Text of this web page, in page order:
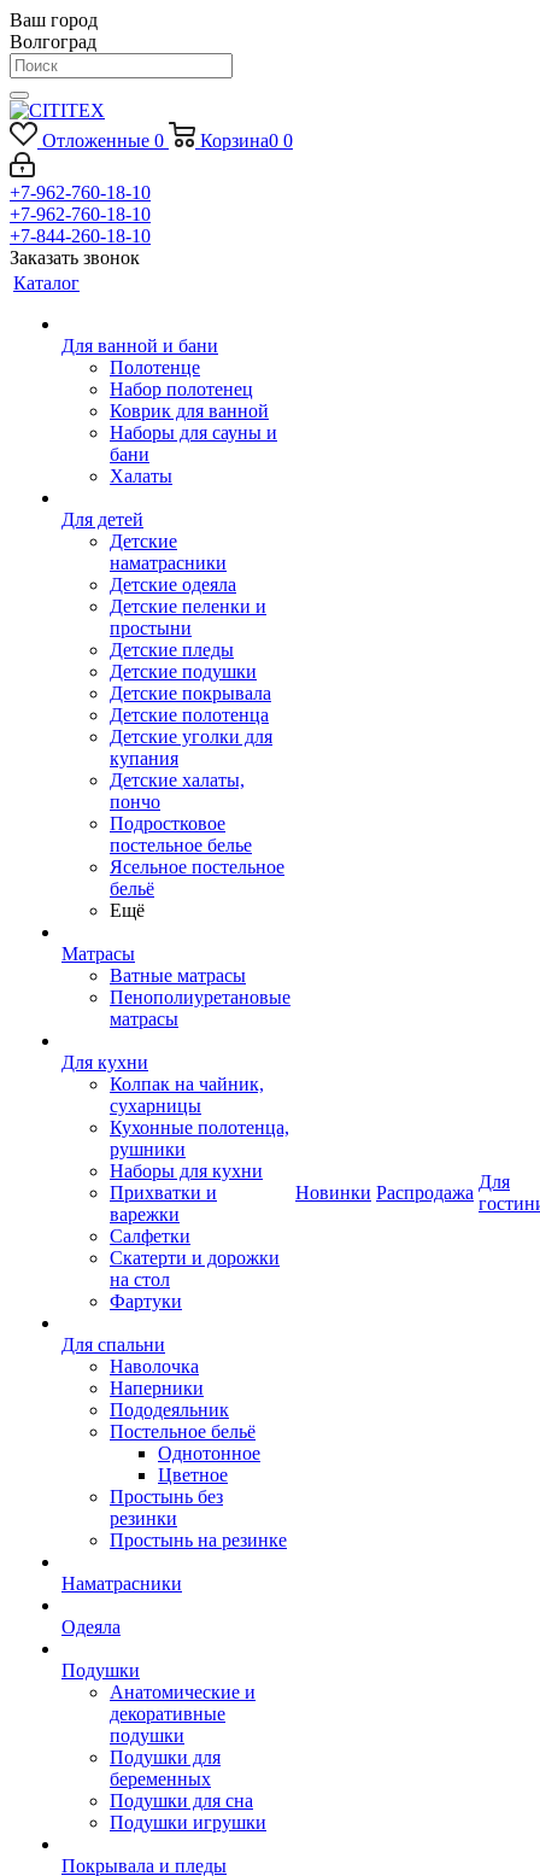
Ваш город
Волгоград
Отложенные 0 Корзина0 0
+7-962-760-18-10
+7-962-760-18-10
+7-844-260-18-10
Заказать звонок
Каталог
Для ванной и бани
Полотенце
Набор полотенец
Коврик для ванной
Наборы для сауны и
бани
Халаты
Для детей
Детские
наматрасники
Детские одеяла
Детские пеленки и
простыни
Детские пледы
Детские подушки
Детские покрывала
Детские полотенца
Детские уголки для
купания
Детские халаты,
пончо
Подростковое
постельное белье
Ясельное постельное
бельё
Ещё
Матрасы
Ватные матрасы
Пенополиуретановые
матрасы
Для кухни
Колпак на чайник,
сухарницы
Кухонные полотенца,
рушники
Наборы для кухни
Прихватки и
варежки
Салфетки
Скатерти и дорожки
на стол
Фартуки
Для спальни
Наволочка
Наперники
Пододеяльник
Постельное бельё
Однотонное
Цветное
Простынь без
резинки
Простынь на резинке
Наматрасники
Одеяла
Подушки
Анатомические и
декоративные
подушки
Подушки для
беременных
Подушки для сна
Подушки игрушки
Покрывала и пледы
Новинки Распродажа
Для